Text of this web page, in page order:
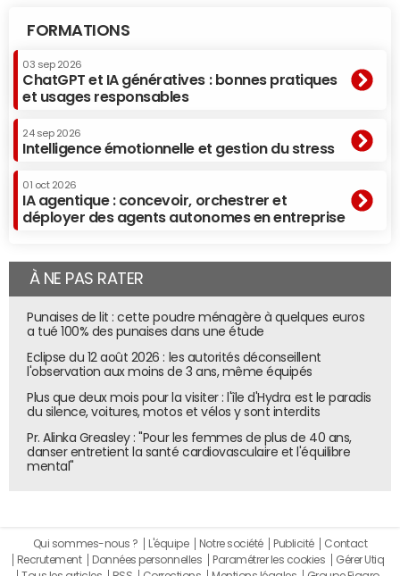
FORMATIONS
03 sep 2026
ChatGPT et IA génératives : bonnes pratiques
et usages responsables
24 sep 2026
Intelligence émotionnelle et gestion du stress
01 oct 2026
IA agentique : concevoir, orchestrer et
déployer des agents autonomes en entreprise
À NE PAS RATER
Punaises de lit : cette poudre ménagère à quelques euros
a tué 100% des punaises dans une étude
Eclipse du 12 août 2026 : les autorités déconseillent
l'observation aux moins de 3 ans, même équipés
Plus que deux mois pour la visiter : l'île d'Hydra est le paradis
du silence, voitures, motos et vélos y sont interdits
Pr. Alinka Greasley : "Pour les femmes de plus de 40 ans,
danser entretient la santé cardiovasculaire et l'équilibre
mental"
Qui sommes-nous ? L'équipe Notre société Publicité
Contact
Recrutement
Données personnelles Paramétrer les cookies
Gérer Utiq